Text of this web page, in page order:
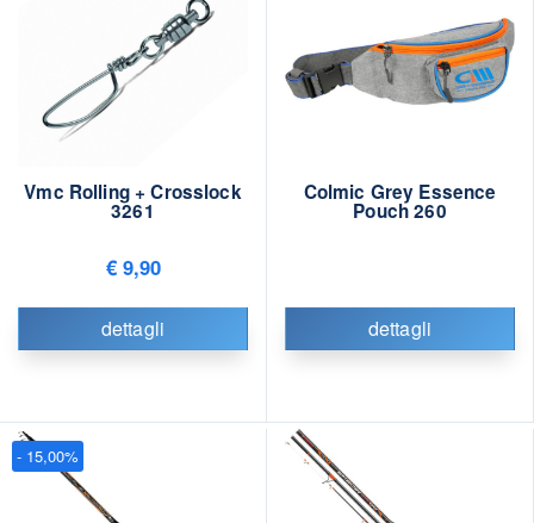
Vmc Rolling + Crosslock
3261
€ 9,90
dettagli
Colmic Grey Essence
Pouch 260
dettagli
- 15,00%